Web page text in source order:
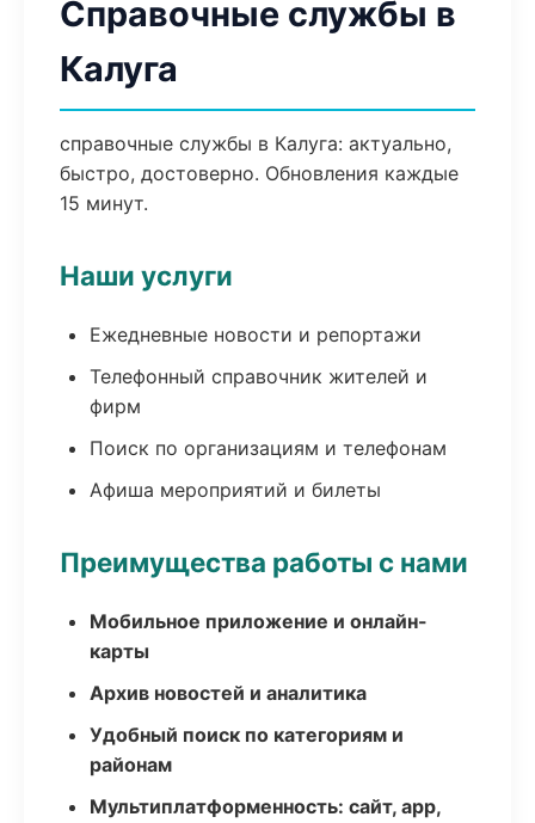
Справочные службы в
Калуга
справочные службы в Калуга: актуально,
быстро, достоверно. Обновления каждые
15 минут.
Наши услуги
Ежедневные новости и репортажи
Телефонный справочник жителей и
фирм
Поиск по организациям и телефонам
Афиша мероприятий и билеты
Преимущества работы с нами
Мобильное приложение и онлайн-
карты
Архив новостей и аналитика
Удобный поиск по категориям и
районам
Мультиплатформенность: сайт, app,